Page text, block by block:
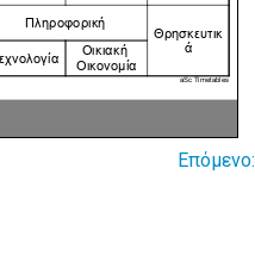
Επόμενο: